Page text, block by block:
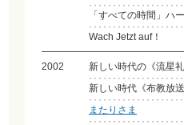
「すべての時間」ハ
Wach Jetzt auf！
2002
新しい時代の《流星礼
新しい時代《布教放送
またりさま